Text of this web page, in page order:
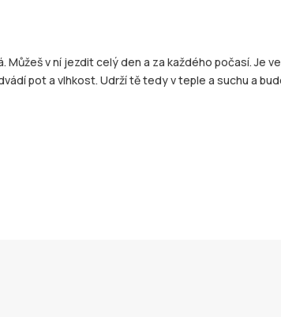
v ní jezdit celý den a za každého počasí. Je
pot a vlhkost. Udrží tě tedy v teple a suchu a